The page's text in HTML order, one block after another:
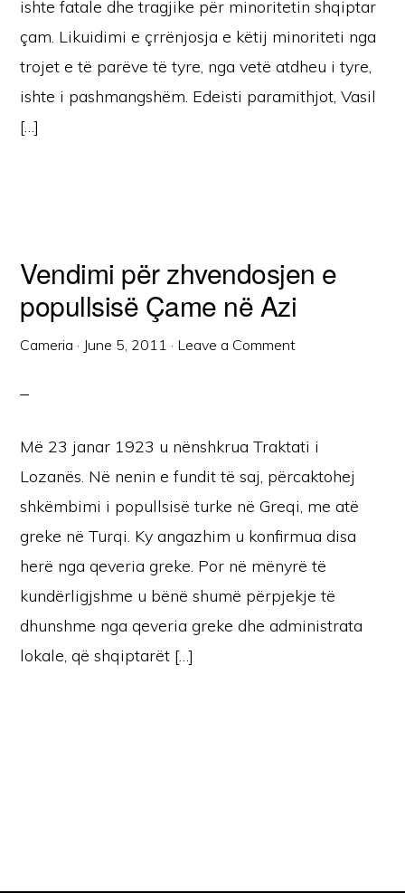
ishte fatale dhe tragjike për minoritetin shqiptar
çam. Likuidimi e çrrënjosja e këtij minoriteti nga
trojet e të parëve të tyre, nga vetë atdheu i tyre,
ishte i pashmangshëm. Edeisti paramithjot, Vasil
[…]
Vendimi për zhvendosjen e
popullsisë Çame në Azi
Cameria · June 5, 2011 · Leave a Comment
Më 23 janar 1923 u nënshkrua Traktati i
Lozanës. Në nenin e fundit të saj, përcaktohej
shkëmbimi i popullsisë turke në Greqi, me atë
greke në Turqi. Ky angazhim u konfirmua disa
herë nga qeveria greke. Por në mënyrë të
kundërligjshme u bënë shumë përpjekje të
dhunshme nga qeveria greke dhe administrata
lokale, që shqiptarët […]